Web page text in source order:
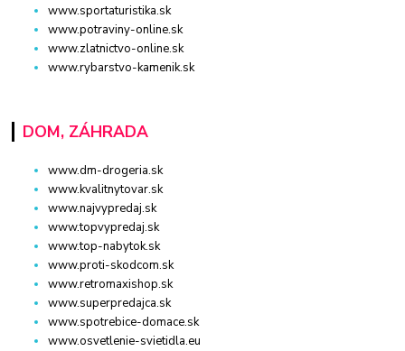
www.sportaturistika.sk
www.potraviny-online.sk
www.zlatnictvo-online.sk
www.rybarstvo-kamenik.sk
DOM, ZÁHRADA
www.dm-drogeria.sk
www.kvalitnytovar.sk
www.najvypredaj.sk
www.topvypredaj.sk
www.top-nabytok.sk
www.proti-skodcom.sk
www.retromaxishop.sk
www.superpredajca.sk
www.spotrebice-domace.sk
www.osvetlenie-svietidla.eu